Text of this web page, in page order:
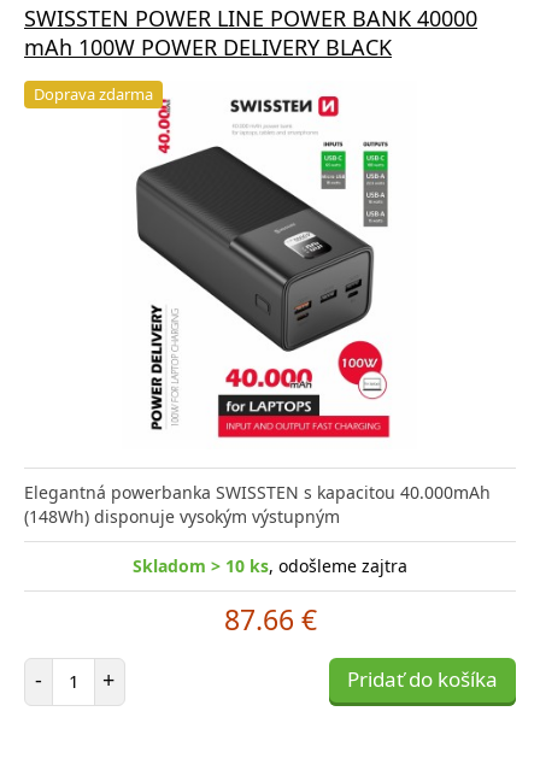
SWISSTEN POWER LINE POWER BANK 40000
mAh 100W POWER DELIVERY BLACK
Doprava zdarma
Elegantná powerbanka SWISSTEN s kapacitou 40.000mAh
(148Wh) disponuje vysokým výstupným
Skladom > 10 ks, odošleme zajtra
87.66 €
- Počet položiek
+ Pridať do košíka